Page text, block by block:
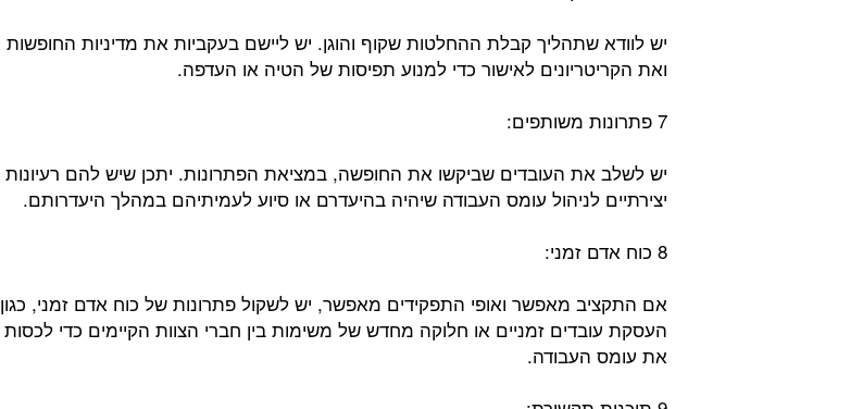
יש לוודא שתהליך קבלת ההחלטות שקוף והוגן. יש ליישם בעקביות את מדיניות החופשות
ואת הקריטריונים לאישור כדי למנוע תפיסות של הטיה או העדפה.
7 פתרונות משותפים:
יש לשלב את העובדים שביקשו את החופשה, במציאת הפתרונות. יתכן שיש להם רעיונות
יצירתיים לניהול עומס העבודה שיהיה בהיעדרם או סיוע לעמיתיהם במהלך היעדרותם.
8 כוח אדם זמני:
אם התקציב מאפשר ואופי התפקידים מאפשר, יש לשקול פתרונות של כוח אדם זמני, כגון
העסקת עובדים זמניים או חלוקה מחדש של משימות בין חברי הצוות הקיימים כדי לכסות
את עומס העבודה.